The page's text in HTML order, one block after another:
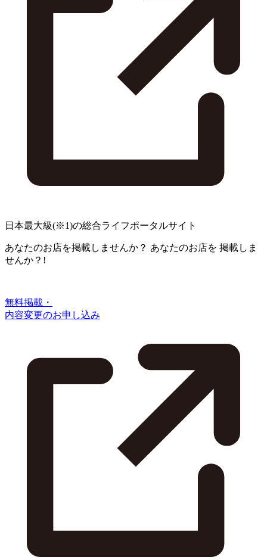
日本最大級(※1)の総合ライフポータルサイト
あなたのお店を掲載しませんか？ あなたのお店を 掲載しま
せんか？!
無料掲載・
内容変更のお申し込み